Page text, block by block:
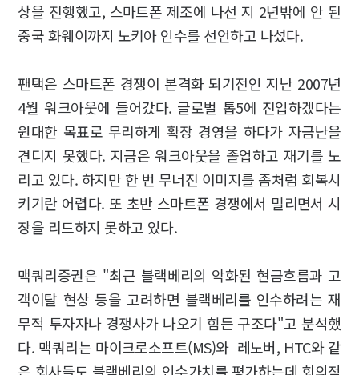
상을 진행했고, 스마트폰 제조에 나선 지 2년밖에 안 된
중국 화웨이까지 노키아 인수를 선언하고 나섰다.
팬택은 스마트폰 경쟁이 본격화 되기전인 지난 2007년
4월 워크아웃에 들어갔다. 글로벌 톱5에 진입하겠다는
원대한 목표로 무리하게 확장 경영을 하다가 자금난을
견디지 못했다. 지금은 워크아웃을 졸업하고 재기를 노
리고 있다. 하지만 한 번 무너진 이미지를 좀처럼 회복시
키기란 어렵다. 또 초반 스마트폰 경쟁에서 밀리면서 시
장을 리드하지 못하고 있다.
맥쿼리증권은 "최근 블랙베리의 악화된 현금흐름과 고
객이탈 현상 등을 고려하면 블랙베리를 인수하려는 재
무적 투자자나 경쟁사가 나오기 힘든 구조다"고 분석했
다. 맥쿼리는 마이크로소프트(MS)와 레노버, HTC와 같